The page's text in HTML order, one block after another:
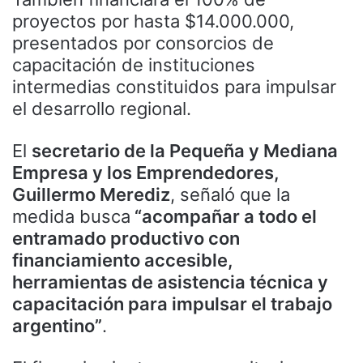
proyectos por hasta $14.000.000,
presentados por consorcios de
capacitación de instituciones
intermedias constituidos para impulsar
el desarrollo regional.
El secretario de la Pequeña y Mediana
Empresa y los Emprendedores,
Guillermo Merediz, señaló que la
medida busca “acompañar a todo el
entramado productivo con
financiamiento accesible,
herramientas de asistencia técnica y
capacitación para impulsar el trabajo
argentino”.